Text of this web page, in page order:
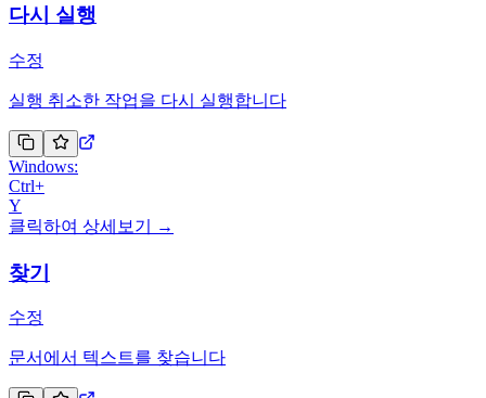
다시 실행
수정
실행 취소한 작업을 다시 실행합니다
Windows:
Ctrl+
Y
클릭하여 상세보기 →
찾기
수정
문서에서 텍스트를 찾습니다